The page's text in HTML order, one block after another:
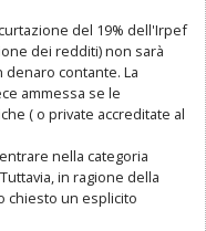
del 19% dell'Irpef
dei redditi) non sarà
denaro contante. La
ammessa se le
( o private accreditate al
nella categoria
in ragione della
chiesto un esplicito